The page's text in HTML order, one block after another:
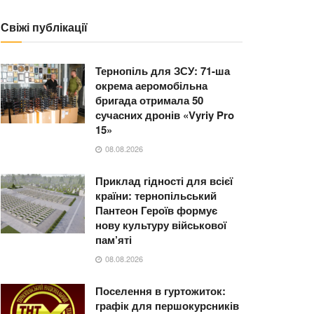
Свіжі публікації
Тернопіль для ЗСУ: 71-ша
окрема аеромобільна
бригада отримала 50
сучасних дронів «Vyriy Pro
15»
08.08.2026
Приклад гідності для всієї
країни: тернопільський
Пантеон Героїв формує
нову культуру військової
пам’яті
08.08.2026
Поселення в гуртожиток:
графік для першокурсників